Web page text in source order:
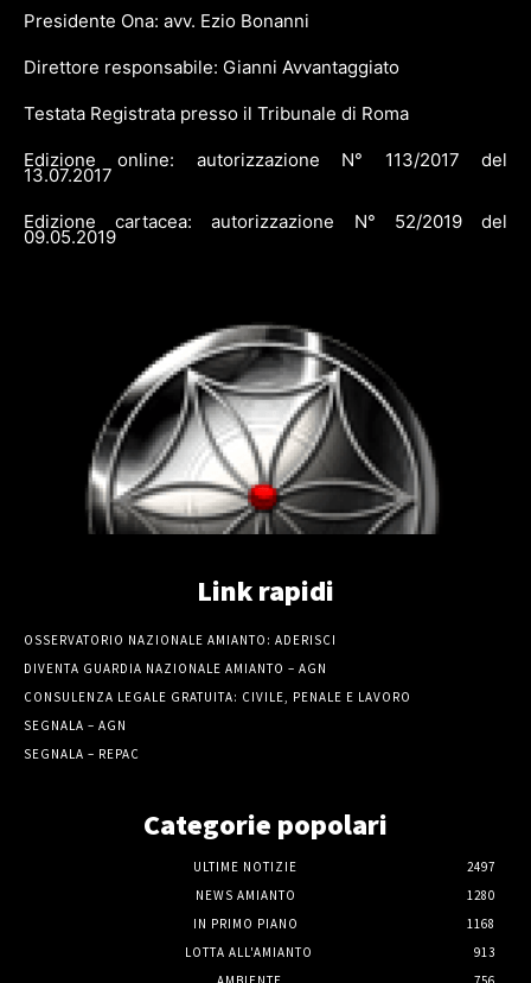
Presidente Ona: avv. Ezio Bonanni
Direttore responsabile: Gianni Avvantaggiato
Testata Registrata presso il Tribunale di Roma
Edizione online: autorizzazione N° 113/2017 del
13.07.2017
Edizione cartacea: autorizzazione N° 52/2019 del
09.05.2019
Link rapidi
OSSERVATORIO NAZIONALE AMIANTO: ADERISCI
DIVENTA GUARDIA NAZIONALE AMIANTO – AGN
CONSULENZA LEGALE GRATUITA: CIVILE, PENALE E LAVORO
SEGNALA – AGN
SEGNALA – REPAC
Categorie popolari
ULTIME NOTIZIE
2497
NEWS AMIANTO
1280
IN PRIMO PIANO
1168
LOTTA ALL'AMIANTO
913